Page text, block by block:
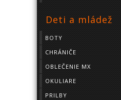
Deti a mládež
BOTY
CHRÁNIČE
OBLEČENIE MX
OKULIARE
PRILBY